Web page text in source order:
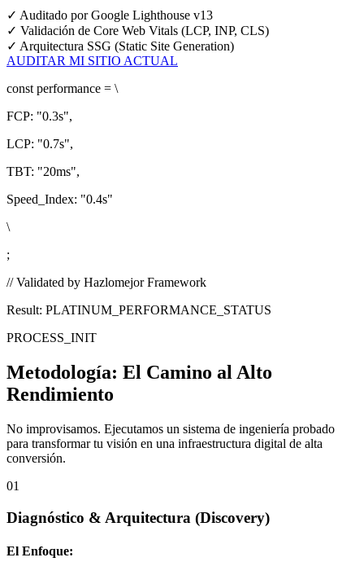
✓ Auditado por Google Lighthouse v13
✓ Validación de Core Web Vitals (LCP, INP, CLS)
✓ Arquitectura SSG (Static Site Generation)
AUDITAR MI SITIO ACTUAL
const performance = \
FCP: "0.3s",
LCP: "0.7s",
TBT: "20ms",
Speed_Index: "0.4s"
\
;
// Validated by Hazlomejor Framework
Result: PLATINUM_PERFORMANCE_STATUS
PROCESS_INIT
Metodología: El Camino al Alto
Rendimiento
No improvisamos. Ejecutamos un sistema de ingeniería probado
para transformar tu visión en una infraestructura digital de alta
conversión.
01
Diagnóstico & Arquitectura (Discovery)
El Enfoque: